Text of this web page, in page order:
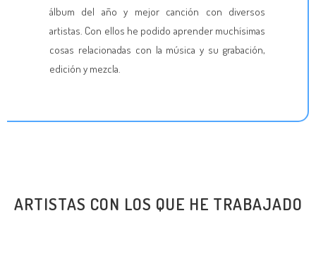
álbum del año y mejor canción con diversos
artistas. Con ellos he podido aprender muchísimas
cosas relacionadas con la música y su grabación,
edición y mezcla.
ARTISTAS CON LOS QUE HE TRABAJADO